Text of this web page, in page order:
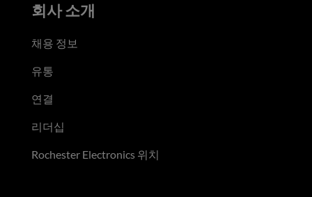
회사 소개
채용 정보
유통
연결
리더십
Rochester Electronics 위치